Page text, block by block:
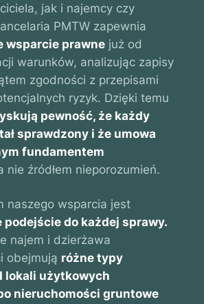
jak i najemcy czy
PMTW zapewnia
wsparcie prawne już od
warunków, analizując zapisy
zgodności z przepisami
ryzyk. Dzięki temu
pewność, że każdy
sprawdzony i że umowa
fundamentem
nie źródłem nieporozumień.
naszego wsparcia jest
do każdej sprawy.
najem i dzierżawa
obejmują różne typy
lokali użytkowych
nieruchomości gruntowe